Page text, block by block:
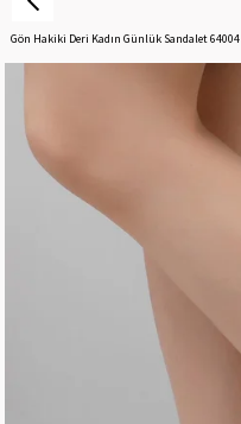
Gön Hakiki Deri Kadın Günlük Sandalet 64004